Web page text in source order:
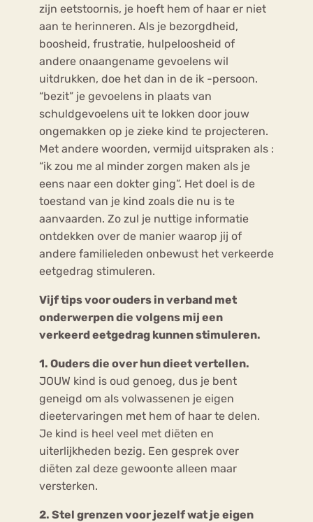
zijn eetstoornis, je hoeft hem of haar er niet
aan te herinneren. Als je bezorgdheid,
boosheid, frustratie, hulpeloosheid of
andere onaangename gevoelens wil
uitdrukken, doe het dan in de ik -persoon.
“bezit” je gevoelens in plaats van
schuldgevoelens uit te lokken door jouw
ongemakken op je zieke kind te projecteren.
Met andere woorden, vermijd uitspraken als :
“ik zou me al minder zorgen maken als je
eens naar een dokter ging”. Het doel is de
toestand van je kind zoals die nu is te
aanvaarden. Zo zul je nuttige informatie
ontdekken over de manier waarop jij of
andere familieleden onbewust het verkeerde
eetgedrag stimuleren.
Vijf tips voor ouders in verband met
onderwerpen die volgens mij een
verkeerd eetgedrag kunnen stimuleren.
1. Ouders die over hun dieet vertellen.
JOUW kind is oud genoeg, dus je bent
geneigd om als volwassenen je eigen
dieetervaringen met hem of haar te delen.
Je kind is heel veel met diëten en
uiterlijkheden bezig. Een gesprek over
diëten zal deze gewoonte alleen maar
versterken.
2. Stel grenzen voor jezelf wat je eigen